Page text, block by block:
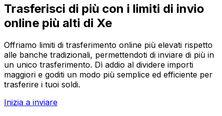
Trasferisci di più con i limiti di invio
online più alti di Xe
Offriamo limiti di trasferimento online più elevati rispetto
alle banche tradizionali, permettendoti di inviare di più in
un unico trasferimento. Dì addio al dividere importi
maggiori e goditi un modo più semplice ed efficiente per
trasferire i tuoi soldi.
Inizia a inviare